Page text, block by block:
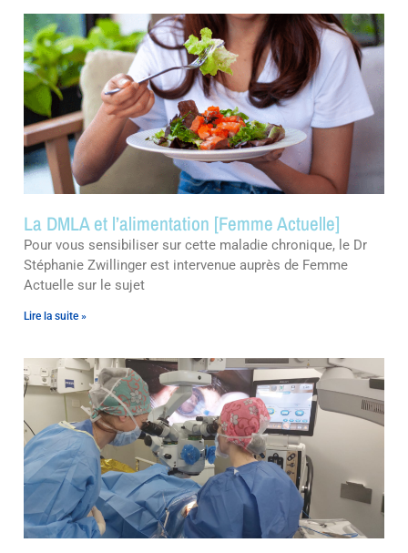
La DMLA et l’alimentation [Femme Actuelle]
Pour vous sensibiliser sur cette maladie chronique, le Dr
Stéphanie Zwillinger est intervenue auprès de Femme
Actuelle sur le sujet
Lire la suite »